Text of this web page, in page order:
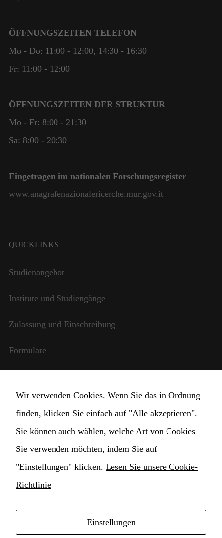
ÖFFNUNGSZEITEN TELEFON
Mo - Do: 11:00 - 12:00, 14:30 - 16:30
Fr: 11:00 - 12:00
ÖFFNUNGSZEITEN DER STRUKTUR
Mo - Fr: 8:00 - 21:30
Sa: 8:00 - 20:30
Eingetragen im nationalen Forschungsregister
www.anagrafenazionalericerche.mur.gov.it
QUICKLINKS
Studienangebot
Institute und Studiengänge
Zulassung und Einschreibung
Formulare
StudentInnen und Lehrpersonal
Transparente Verwaltung
Cookie Einstellungen ändern
Copyright © 2021 Hochschule für Musik
Wir verwenden Cookies. Wenn Sie das in Ordnung
finden, klicken Sie einfach auf "Alle akzeptieren".
Sie können auch wählen, welche Art von Cookies
Sie verwenden möchten, indem Sie auf
"Einstellungen" klicken. Lesen Sie unsere Cookie-
Richtlinie
Einstellungen
Damit wir die
Funktionalität
Struktur der
verbessern
können,
basierend auf
Erlebnis